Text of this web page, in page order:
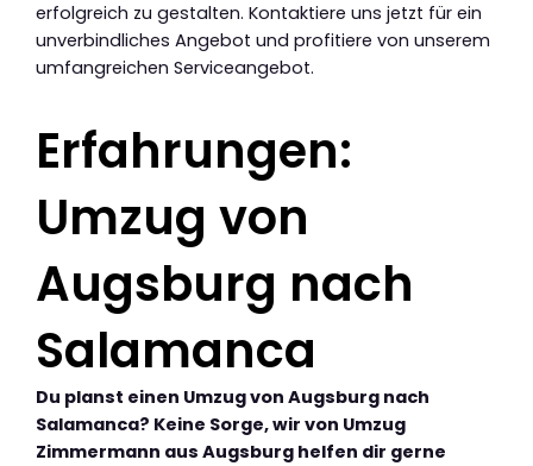
erfolgreich zu gestalten. Kontaktiere uns jetzt für ein
unverbindliches Angebot und profitiere von unserem
umfangreichen Serviceangebot.
Erfahrungen:
Umzug von
Augsburg nach
Salamanca
Du planst einen Umzug von Augsburg nach
Salamanca? Keine Sorge, wir von Umzug
Zimmermann aus Augsburg helfen dir gerne